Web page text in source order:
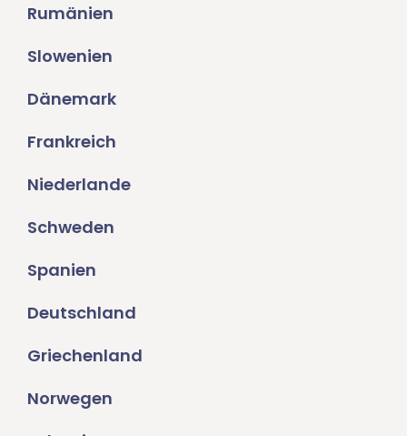
Rumänien
Slowenien
Dänemark
Frankreich
Niederlande
Schweden
Spanien
Deutschland
Griechenland
Norwegen